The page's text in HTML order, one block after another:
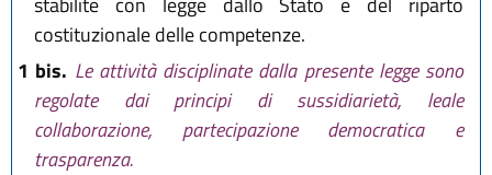
costituzionale delle competenze.
1 bis. Le attività disciplinate dalla presente legge sono
regolate dai principi di sussidiarietà, leale
collaborazione, partecipazione democratica e
trasparenza.